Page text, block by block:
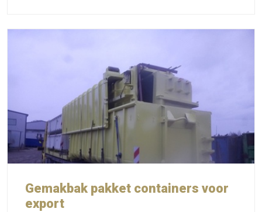
Gemakbak pakket containers voor
export